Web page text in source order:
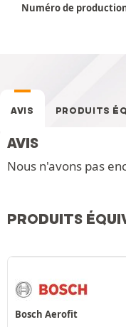
Numéro de
AVIS PRODUITS
AVIS
Nous n'avons pas
PRODUITS
Bosch Aerofit